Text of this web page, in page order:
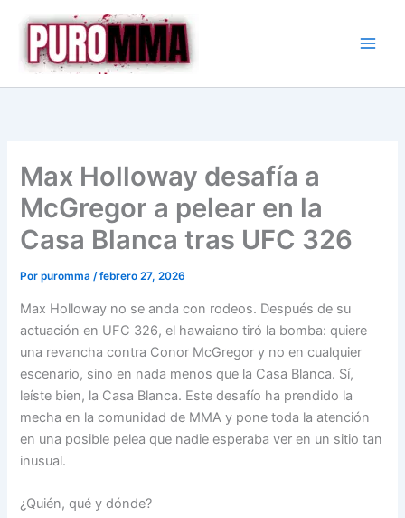
contenido
Max Holloway desafía a
McGregor a pelear en la
Casa Blanca tras UFC 326
Porpuromma/febrero 27, 2026
Max Holloway no se anda con rodeos. Después de su
actuación en UFC 326, el hawaiano tiró la bomba: quiere
una revancha contra Conor McGregor y no en cualquier
escenario, sino en nada menos que la Casa Blanca. Sí,
leíste bien, la Casa Blanca. Este desafío ha prendido la
mecha en la comunidad de MMA y pone toda la atención
en una posible pelea que nadie esperaba ver en un sitio tan
inusual.
¿Quién, qué y dónde?